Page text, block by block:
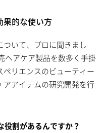
果的な使い方
いて、プロに聞きまし
ヘアケア製品を数多く手掛
リエンスのビューティー
アイテムの研究開発を行
割があるんですか？